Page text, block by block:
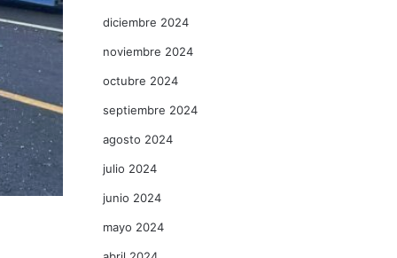
diciembre 2024
noviembre 2024
octubre 2024
septiembre 2024
agosto 2024
julio 2024
junio 2024
mayo 2024